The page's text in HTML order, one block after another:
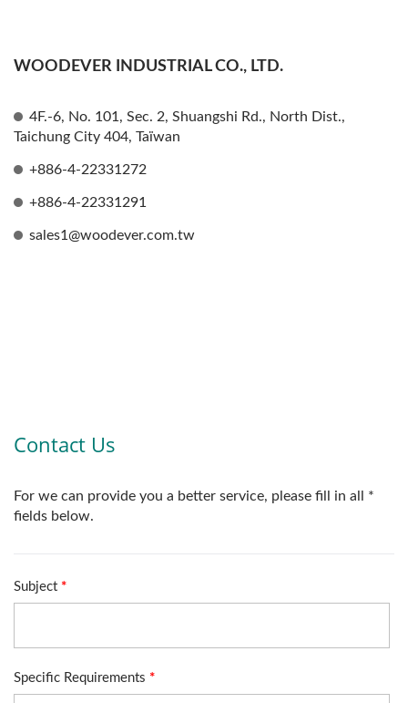
WOODEVER INDUSTRIAL CO., LTD.
4F.-6, No. 101, Sec. 2, Shuangshi Rd., North Dist.,
Taichung City 404, Taïwan
+886-4-22331272
+886-4-22331291
sales1@woodever.com.tw